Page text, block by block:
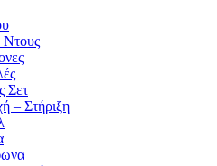
Ντους
Σετ
– Στήριξη